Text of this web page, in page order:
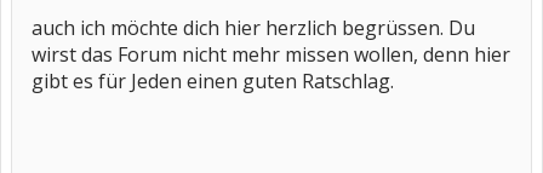
auch ich möchte dich hier herzlich begrüssen. Du
wirst das Forum nicht mehr missen wollen, denn hier
gibt es für Jeden einen guten Ratschlag.